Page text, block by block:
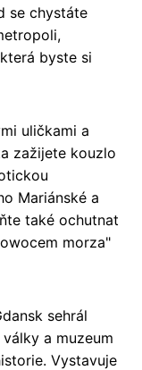
se chystáte
byste si
uličkami a
zažijete kouzlo
Mariánské a
také ochutnat
morza"
sehrál
a muzeum
Vystavuje